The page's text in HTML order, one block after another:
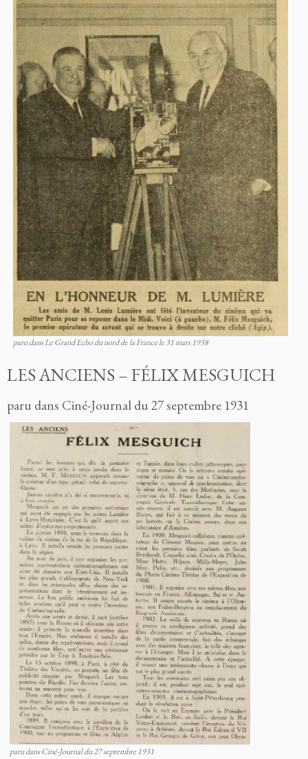
paru dans Le Grand Echo du nord de la France le 31 mars 1938
LES ANCIENS – FÉLIX MESGUICH
paru dans Ciné-Journal du 27 septembre 1931
paru dans Ciné-Journal du 27 septembre 1931